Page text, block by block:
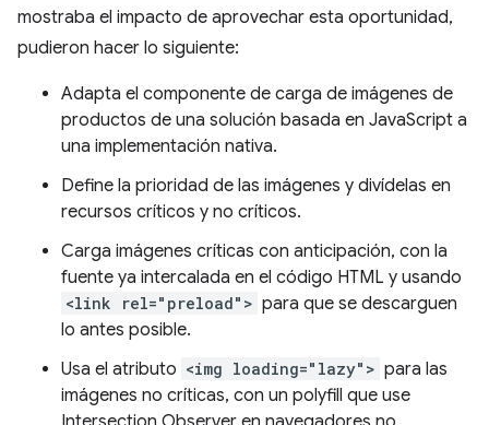
mostraba el impacto de aprovechar esta oportunidad,
pudieron hacer lo siguiente:
Adapta el componente de carga de imágenes de
productos de una solución basada en JavaScript a
una implementación nativa.
Define la prioridad de las imágenes y divídelas en
recursos críticos y no críticos.
Carga imágenes críticas con anticipación, con la
fuente ya intercalada en el código HTML y usando
<link rel="preload"> para que se descarguen
lo antes posible.
Usa el atributo <img loading="lazy"> para las
imágenes no críticas, con un polyfill que use